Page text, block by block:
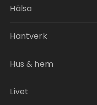
Hälsa
Hantverk
Hus & hem
Livet